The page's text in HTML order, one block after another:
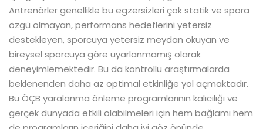
Antrenörler genellikle bu egzersizleri çok statik ve spora
özgü olmayan, performans hedeflerini yetersiz
destekleyen, sporcuya yetersiz meydan okuyan ve
bireysel sporcuya göre uyarlanmamış olarak
deneyimlemektedir. Bu da kontrollü araştırmalarda
beklenenden daha az optimal etkinliğe yol açmaktadır.
Bu ÖÇB yaralanma önleme programlarının kalıcılığı ve
gerçek dünyada etkili olabilmeleri için hem bağlamı hem